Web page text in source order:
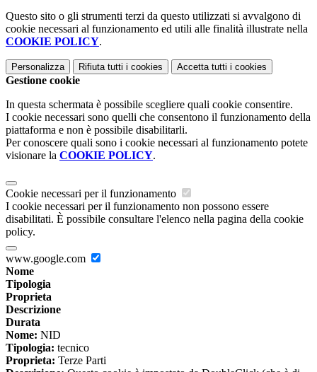
Questo sito o gli strumenti terzi da questo utilizzati si avvalgono di
cookie necessari al funzionamento ed utili alle finalità illustrate nella
COOKIE POLICY.
Personalizza Rifiuta tutti i cookies Accetta tutti i cookies
Gestione cookie
In questa schermata è possibile scegliere quali cookie consentire.
I cookie necessari sono quelli che consentono il funzionamento della
piattaforma e non è possibile disabilitarli.
Per conoscere quali sono i cookie necessari al funzionamento potete
visionare la COOKIE POLICY.
Cookie necessari per il funzionamento
I cookie necessari per il funzionamento non possono essere
disabilitati. È possibile consultare l'elenco nella pagina della cookie
policy.
www.google.com
Nome
Tipologia
Proprieta
Descrizione
Durata
Nome: NID
Tipologia: tecnico
Proprieta: Terze Parti